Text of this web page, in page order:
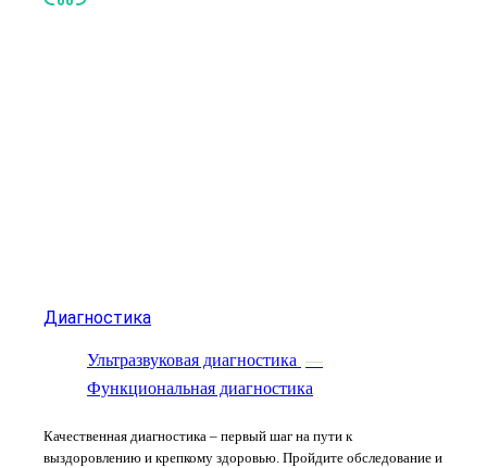
Диагностика
Ультразвуковая диагностика —
Функциональная диагностика
Качественная диагностика – первый шаг на пути к
выздоровлению и крепкому здоровью. Пройдите обследование и